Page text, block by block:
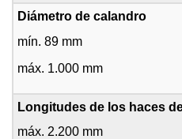
mín. 89 mm
máx. 1.000 mm
máx. 2.200 mm